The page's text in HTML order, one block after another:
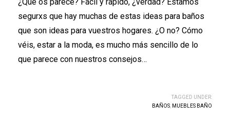
segurxs que hay muchas de estas ideas para baños
que son ideas para vuestros hogares. ¿O no? Cómo
véis, estar a la moda, es mucho más sencillo de lo
que parece con nuestros consejos…
TAGGED UNDER:
BAÑOS MUEBLES BAÑO